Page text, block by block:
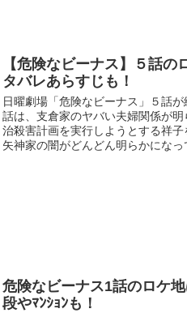
【危険なビーナス】５話
タバレあらすじも！
日曜劇場「危険なビーナス」５話
話は、支倉家のヤバい夫婦関係が
治殺害計画を実行しようとする祥子
矢神家の闇がどんどん明らかになっ
危険なビーナス1話のロケ
段やﾏﾝｼｮﾝも！